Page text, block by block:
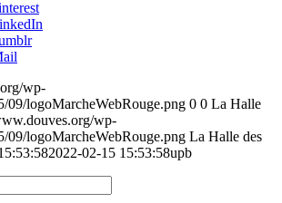
wp-
09/logoMarcheWebRouge.png 0 0 La Halle
wp-
09/logoMarcheWebRouge.png La Halle des
2022-02-15 15:53:58upb